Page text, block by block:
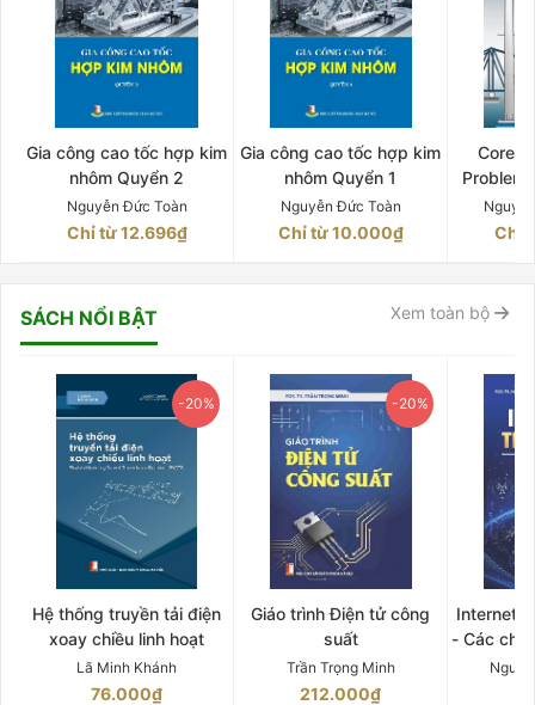
Gia công cao tốc hợp kim
nhôm Quyển 2
Nguyễn Đức Toàn
Chỉ từ 12.696₫
Gia công cao tốc hợp kim
nhôm Quyển 1
Nguyễn Đức Toàn
Chỉ từ 10.000₫
Core
OF
Chỉ
SÁCH NỔI BẬT Xem toàn bộ
-20%
Hệ thống truyền tải điện
xoay chiều linh hoạt
Lã Minh Khánh
76.000₫
-20%
Giáo trình Điện tử công
suất
Trần Trọng Minh
212.000₫
Internet
- Các